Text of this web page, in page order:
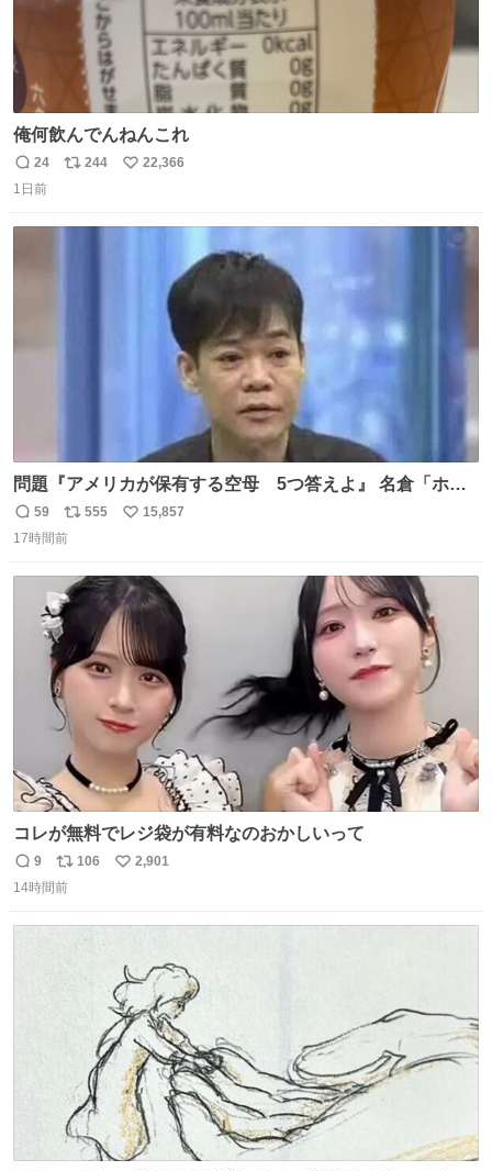
俺何飲んでんねんこれ
返
信
24
リ
244
い
22,366
1日前
問題『アメリカが保有する空母 5つ答えよ』 名倉「ホン
マごめん、日本」
返
信
59
リ
ポ
ト
数
555
い
数
15,857
17時間前
コレが無料でレジ袋が有料なのおかしいって
返
信
9
リ
ポ
106
い
2,901
14時間前